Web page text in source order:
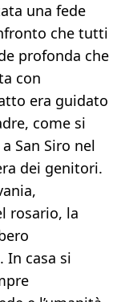
una fede
che tutti
profonda che
con
era guidato
come si
San Siro nel
dei genitori.
rosario, la
In casa si